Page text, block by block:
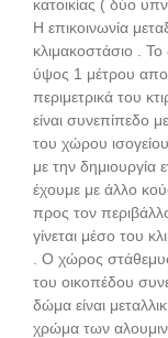
κατοικίας ( δύο
Η επικοινωνία
κλιμακοστάσιο .
ύψος 1 μέτρου απο
περιμετρικά του
είναι συνεπίπεδο
του χώρου
με την
έχουμε με άλλο
προς τον
γίνεται μέσο του
. Ο χώρος
του οικοπέδου
δώμα είναι
χρώμα των